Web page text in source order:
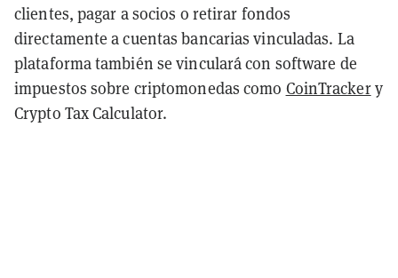
clientes, pagar a socios o retirar fondos
directamente a cuentas bancarias vinculadas. La
plataforma también se vinculará con software de
impuestos sobre criptomonedas como CoinTrackery
Crypto Tax Calculator.